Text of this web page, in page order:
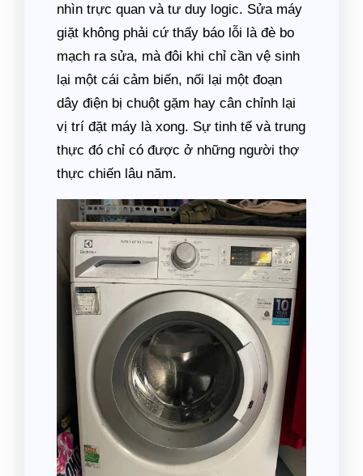
nhìn trực quan và tư duy logic. Sửa máy
giặt không phải cứ thấy báo lỗi là đè bo
mạch ra sửa, mà đôi khi chỉ cần vệ sinh
lại một cái cảm biến, nối lại một đoạn
dây điện bị chuột gặm hay cân chỉnh lại
vị trí đặt máy là xong. Sự tinh tế và trung
thực đó chỉ có được ở những người thợ
thực chiến lâu năm.